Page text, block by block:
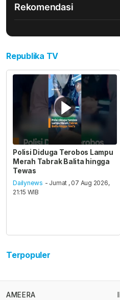
Rekomendasi
Republika TV
Polisi Diduga Terobos Lampu
Merah Tabrak Balita hingga
Tewas
Dailynews - Jumat , 07 Aug 2026,
21:15 WIB
Terpopuler
AMEERA